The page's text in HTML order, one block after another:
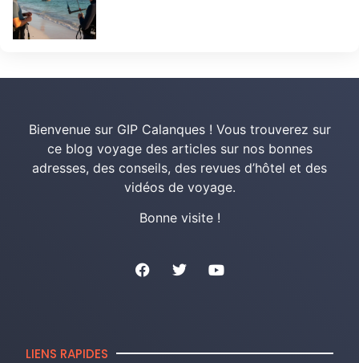
Bienvenue sur GIP Calanques ! Vous trouverez sur
ce blog voyage des articles sur nos bonnes
adresses, des conseils, des revues d’hôtel et des
vidéos de voyage.
Bonne visite !
LIENS RAPIDES